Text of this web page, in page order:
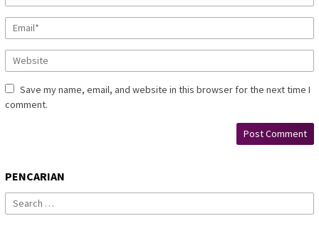
Save my name, email, and website in this browser for the next time I
comment.
PENCARIAN
Search
for: